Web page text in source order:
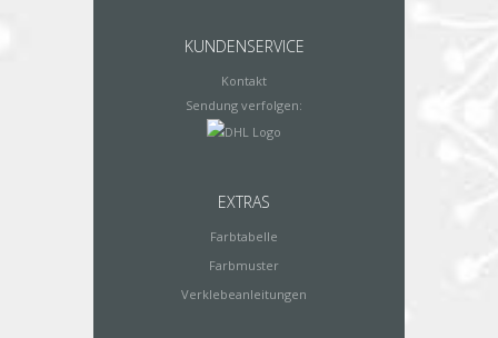
KUNDENSERVICE
Kontakt
Sendung verfolgen:
EXTRAS
Farbtabelle
Farbmuster
Verklebeanleitungen